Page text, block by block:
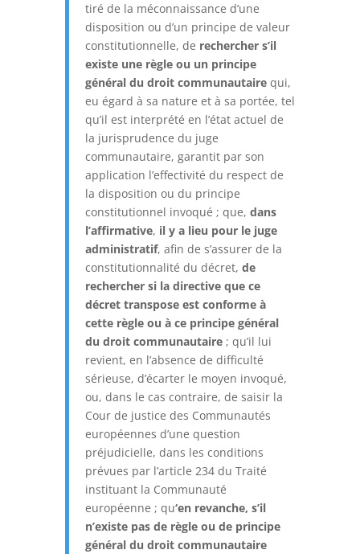
tiré de la méconnaissance d’une
disposition ou d’un principe de valeur
constitutionnelle, de rechercher s’il
existe une règle ou un principe
général du droit communautaire qui,
eu égard à sa nature et à sa portée, tel
qu’il est interprété en l’état actuel de
la jurisprudence du juge
communautaire, garantit par son
application l’effectivité du respect de
la disposition ou du principe
constitutionnel invoqué ; que, dans
l’affirmative, il y a lieu pour le juge
administratif, afin de s’assurer de la
constitutionnalité du décret, de
rechercher si la directive que ce
décret transpose est conforme à
cette règle ou à ce principe général
du droit communautaire; qu’il lui
revient, en l’absence de difficulté
sérieuse, d’écarter le moyen invoqué,
ou, dans le cas contraire, de saisir la
Cour de justice des Communautés
européennes d’une question
préjudicielle, dans les conditions
prévues par l’article 234 du Traité
instituant la Communauté
européenne ; qu‘en revanche, s’il
n’existe pas de règle ou de principe
général du droit communautaire